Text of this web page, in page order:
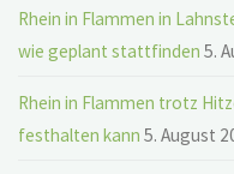
Rhein in Flammen in
wie geplant stattfinden 5.
Rhein in Flammen trotz
festhalten kann 5. August